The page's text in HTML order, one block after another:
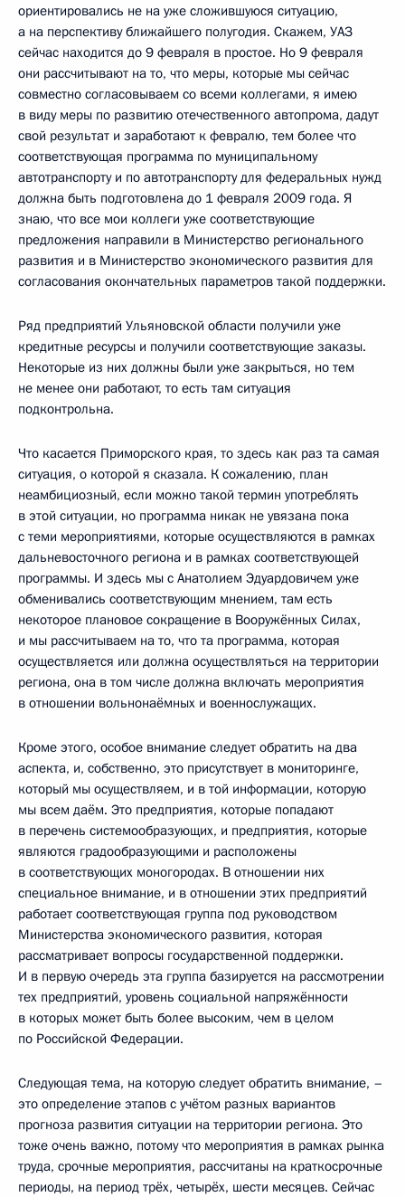
ориентировались не на уже сложившуюся ситуацию,
а на перспективу ближайшего полугодия. Скажем, УАЗ
сейчас находится до 9 февраля в простое. Но 9 февраля
они рассчитывают на то, что меры, которые мы сейчас
совместно согласовываем со всеми коллегами, я имею
в виду меры по развитию отечественного автопрома, дадут
свой результат и заработают к февралю, тем более что
соответствующая программа по муниципальному
автотранспорту и по автотранспорту для федеральных нужд
должна быть подготовлена до 1 февраля 2009 года. Я
знаю, что все мои коллеги уже соответствующие
предложения направили в Министерство регионального
развития и в Министерство экономического развития для
согласования окончательных параметров такой поддержки.
Ряд предприятий Ульяновской области получили уже
кредитные ресурсы и получили соответствующие заказы.
Некоторые из них должны были уже закрыться, но тем
не менее они работают, то есть там ситуация
подконтрольна.
Что касается Приморского края, то здесь как раз та самая
ситуация, о которой я сказала. К сожалению, план
неамбициозный, если можно такой термин употреблять
в этой ситуации, но программа никак не увязана пока
с теми мероприятиями, которые осуществляются в рамках
дальневосточного региона и в рамках соответствующей
программы. И здесь мы с Анатолием Эдуардовичем уже
обменивались соответствующим мнением, там есть
некоторое плановое сокращение в Вооружённых Силах,
и мы рассчитываем на то, что та программа, которая
осуществляется или должна осуществляться на территории
региона, она в том числе должна включать мероприятия
в отношении вольнонаёмных и военнослужащих.
Кроме этого, особое внимание следует обратить на два
аспекта, и, собственно, это присутствует в мониторинге,
который мы осуществляем, и в той информации, которую
мы всем даём. Это предприятия, которые попадают
в перечень системообразующих, и предприятия, которые
являются градообразующими и расположены
в соответствующих моногородах. В отношении них
специальное внимание, и в отношении этих предприятий
работает соответствующая группа под руководством
Министерства экономического развития, которая
рассматривает вопросы государственной поддержки.
И в первую очередь эта группа базируется на рассмотрении
тех предприятий, уровень социальной напряжённости
в которых может быть более высоким, чем в целом
по Российской Федерации.
Следующая тема, на которую следует обратить внимание, –
это определение этапов с учётом разных вариантов
прогноза развития ситуации на территории региона. Это
тоже очень важно, потому что мероприятия в рамках рынка
труда, срочные мероприятия, рассчитаны на краткосрочные
периоды, на период трёх, четырёх, шести месяцев. Сейчас